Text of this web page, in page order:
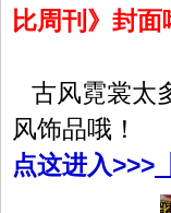
比周刊》封面
古风霓裳太
风饰品哦！
点这进入>>>